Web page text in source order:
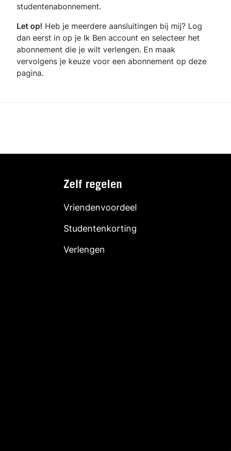
studentenabonnement.
Let op! Heb je meerdere aansluitingen bij mij? Log
dan eerst in op je Ik Ben account en selecteer het
abonnement die je wilt verlengen. En maak
vervolgens je keuze voor een abonnement op deze
pagina.
Zelf regelen
Vriendenvoordeel
Studentenkorting
Verlengen